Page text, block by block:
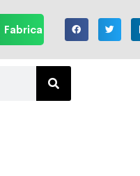
Fabrica